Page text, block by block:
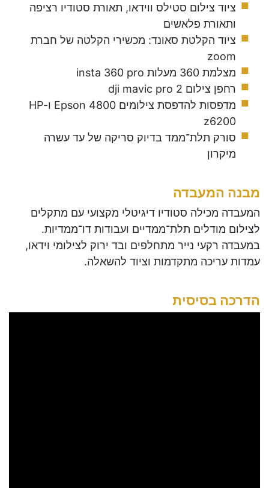
ציוד צילום סטילס ווידאו, תאורת סטודיו רציפה
ותאורת פלאשים
ציוד הקלטת סאונד: מכשירי הקלטה של חברת
zoom
מצלמת 360 מעלות insta 360 pro
רחפן צילום dji mavic pro 2
מדפסות להדפסת צילומים Epson 4800 ו-HP
z6200
סורק תלת־ממד בדיוק סריקה של עד עשרה
מיקרון
מבנה המעבדה
המעבדה מכילה סטודיו דיגיטלי מקצועי עם מתקלים
לצילום מודלים תלת־ממדיים ועבודות דו־ממדיות.
במעבדה רקעי נייר מתחלפים ובד ירוק לצילומי וידאו,
עמדות עריכה מתקדמות וציוד להשאלה.
הדרכה בסיסית